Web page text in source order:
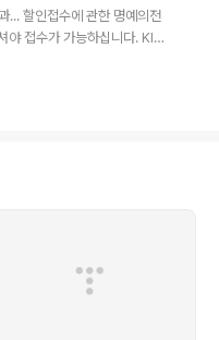
보조가 필
이다.” 다
템에 대
할인접수에 관한 명예의전
야 접수가 가능하십니다. KIS
은 결과 있으시길 바랍니다.